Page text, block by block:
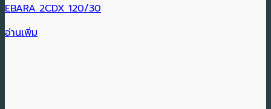
EBARA 2CDX 120/30
อ่านเพิ่ม